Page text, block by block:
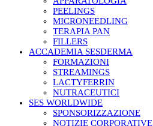
PEELINGS
MICRONEEDLING
TERAPIA PAN
FILLERS
ACCADEMIA SESDERMA
FORMAZIONI
STREAMINGS
LACTYFERRIN
NUTRACEUTICI
SES WORLDWIDE
SPONSORIZZAZIONE
NOTIZIE CORPORATIVE